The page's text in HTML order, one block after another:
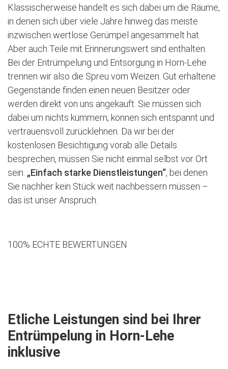
Klassischerweise handelt es sich dabei um die Räume,
in denen sich über viele Jahre hinweg das meiste
inzwischen wertlose Gerümpel angesammelt hat.
Aber auch Teile mit Erinnerungswert sind enthalten.
Bei der Entrümpelung und Entsorgung in Horn-Lehe
trennen wir also die Spreu vom Weizen. Gut erhaltene
Gegenstände finden einen neuen Besitzer oder
werden direkt von uns angekauft. Sie müssen sich
dabei um nichts kümmern, können sich entspannt und
vertrauensvoll zurücklehnen. Da wir bei der
kostenlosen Besichtigung vorab alle Details
besprechen, müssen Sie nicht einmal selbst vor Ort
sein. „Einfach starke Dienstleistungen“, bei denen
Sie nachher kein Stück weit nachbessern müssen –
das ist unser Anspruch.
100% ECHTE BEWERTUNGEN
Etliche Leistungen sind bei Ihrer
Entrümpelung in Horn-Lehe
inklusive